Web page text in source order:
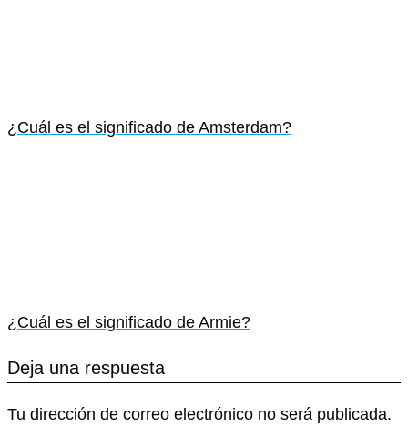
¿Cuál es el significado de Amsterdam?
¿Cuál es el significado de Armie?
Deja una respuesta
Tu dirección de correo electrónico no será publicada.